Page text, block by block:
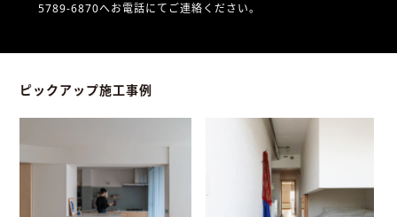
5789-6870へお電話にてご連絡ください。
ピックアップ施工事例